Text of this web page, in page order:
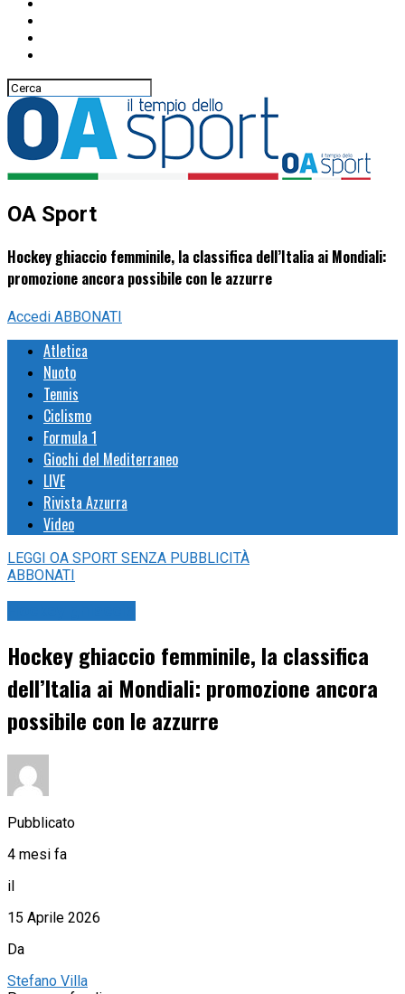
OA Sport
Hockey ghiaccio femminile, la classifica dell’Italia ai Mondiali:
promozione ancora possibile con le azzurre
Accedi ABBONATI
Atletica
Nuoto
Tennis
Ciclismo
Formula 1
Giochi del Mediterraneo
LIVE
Rivista Azzurra
Video
LEGGI OA SPORT SENZA PUBBLICITÀ
ABBONATI
Hockey ghiaccio femminile, la classifica
dell’Italia ai Mondiali: promozione ancora
possibile con le azzurre
Pubblicato
4 mesi fa
il
15 Aprile 2026
Da
Stefano Villa